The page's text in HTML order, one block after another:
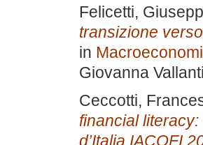
Felicetti,
transizione
in
Giovanna
Ceccotti,
financial
d’Italia IACOFI